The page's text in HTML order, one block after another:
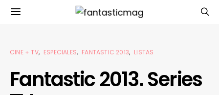
CINE + TV ESPECIALES FANTASTIC 2013 LISTAS
Fantastic 2013. Series